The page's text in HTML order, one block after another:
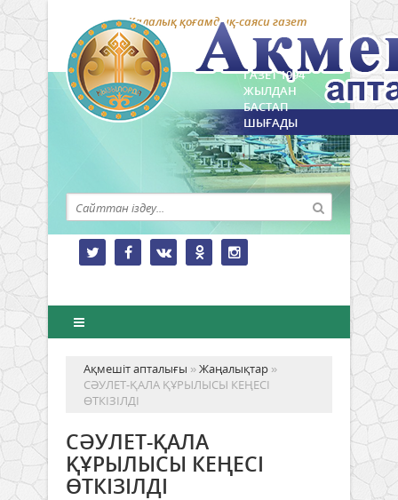
Қалалық қоғамдық-саяси газет
ГАЗЕТ 1994
ЖЫЛДАН
БАСТАП
ШЫҒАДЫ
Ақмешіт апталығы »Жаңалықтар »
СӘУЛЕТ-ҚАЛА ҚҰРЫЛЫСЫ КЕҢЕСІ
ӨТКІЗІЛДІ
СӘУЛЕТ-ҚАЛА
ҚҰРЫЛЫСЫ КЕҢЕСІ
ӨТКІЗІЛДІ